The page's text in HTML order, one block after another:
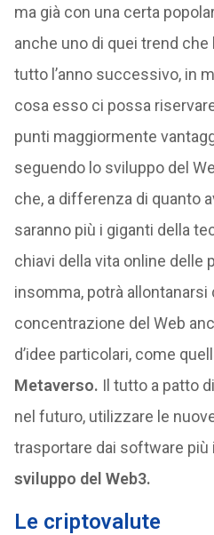
ma già con una certa
anche uno di quei trend
tutto l’anno successivo, in
cosa esso ci possa
punti maggiormente
seguendo lo sviluppo del
che, a differenza di quanto
saranno più i giganti della
chiavi della vita online delle
insomma, potrà allontanarsi
concentrazione del Web
d’idee particolari, come
Metaverso. Il tutto a patto
nel futuro, utilizzare le
trasportare dai software più
sviluppo del Web3.
Le criptovalute